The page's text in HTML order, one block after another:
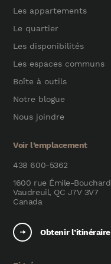
Les appartements
Le quartier
Les disponibilités
Les espaces communs
Boîte à outils
Notre blogue
Nous joindre
Voir l’emplacement
438 600-5362
1600 rue Émile-Bouchard
Vaudreuil, QC J7V 3V7
Canada
Obtenir l’itinéraire